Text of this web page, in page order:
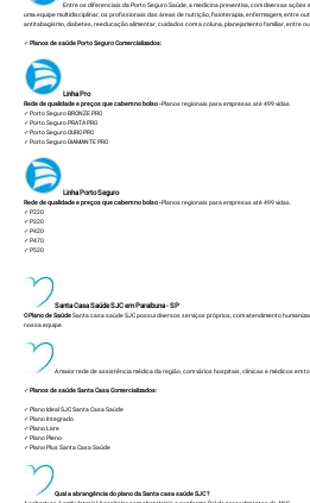
Entre os diferenciais da Porto Seguro Saúde, a medicina preventiva, com diversas ações
uma equipe multidisciplinar, os profissionais das áreas de nutrição, fisioterapia, enfermagem, entre
antitabagismo, diabetes, reeducação alimentar, cuidados com a coluna, planejamento familiar, entre
✓Planos de saúde Porto Seguro Comercializados:
Linha Pro
Rede de qualidade e preços que cabem no bolso -Planos regionais para empresas até 499 vidas.
✓Porto Seguro BRONZE PRO
✓Porto Seguro PRATA PRO
✓Porto Seguro OURO PRO
✓Porto Seguro DIAMANTE PRO
Linha Porto Seguro
Rede de qualidade e preços que cabem no bolso -Planos regionais para empresas até 499 vidas.
✓P220
✓P320
✓P420
✓P470
✓P520
Santa Casa Saúde SJC em Paraibuna - SP
O Plano de SaúdeSanta casa saúdeSJC possui diversos serviços próprios, com atendimento
nossa equipe.
A maior rede de assistência médica da região, com vários hospitais, clínicas e médicos em
✓ Planos de saúde Santa Casa Comercializados:
✓Plano Ideal SJC Santa Casa Saúde
✓Plano Integrado
✓Plano Livre
✓Plano Pleno
✓Plano Plus Santa Casa Saúde
Qual a abrangência do plano da Santa casa saúde SJC ?